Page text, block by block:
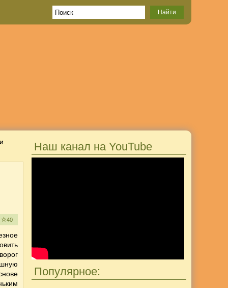
40
Наш канал на YouTube
Популярное: